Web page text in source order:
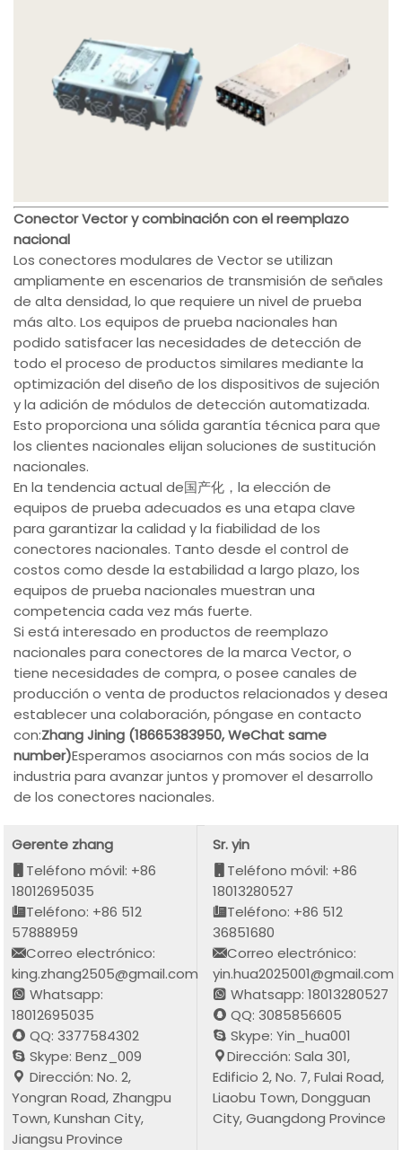
Conector Vector y combinación con el reemplazo
nacional
Los conectores modulares de Vector se utilizan
ampliamente en escenarios de transmisión de señales
de alta densidad, lo que requiere un nivel de prueba
más alto. Los equipos de prueba nacionales han
podido satisfacer las necesidades de detección de
todo el proceso de productos similares mediante la
optimización del diseño de los dispositivos de sujeción
y la adición de módulos de detección automatizada.
Esto proporciona una sólida garantía técnica para que
los clientes nacionales elijan soluciones de sustitución
nacionales.
En la tendencia actual de国产化，la elección de
equipos de prueba adecuados es una etapa clave
para garantizar la calidad y la fiabilidad de los
conectores nacionales. Tanto desde el control de
costos como desde la estabilidad a largo plazo, los
equipos de prueba nacionales muestran una
competencia cada vez más fuerte.
Si está interesado en productos de reemplazo
nacionales para conectores de la marca Vector, o
tiene necesidades de compra, o posee canales de
producción o venta de productos relacionados y desea
establecer una colaboración, póngase en contacto
con:Zhang Jining (18665383950, WeChat same
number)Esperamos asociarnos con más socios de la
industria para avanzar juntos y promover el desarrollo
de los conectores nacionales.
Gerente zhang
Teléfono móvil: +86
18012695035
Teléfono: +86 512
57888959
Correo electrónico:
king.zhang2505@gmail.com
Whatsapp:
18012695035
QQ: 3377584302
Skype: Benz_009
Dirección: No. 2,
Yongran Road, Zhangpu
Town, Kunshan City,
Jiangsu Province
Sr. yin
Teléfono móvil: +86
18013280527
Teléfono: +86 512
36851680
Correo electrónico:
yin.hua2025001@gmail.com
Whatsapp: 18013280527
QQ: 3085856605
Skype: Yin_hua001
Dirección: Sala 301,
Edificio 2, No. 7, Fulai Road,
Liaobu Town, Dongguan
City, Guangdong Province